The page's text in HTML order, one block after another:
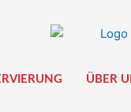
ÜBER